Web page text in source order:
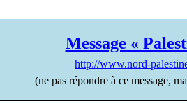
Message «
http://www.nord-
(ne pas répondre à ce message,